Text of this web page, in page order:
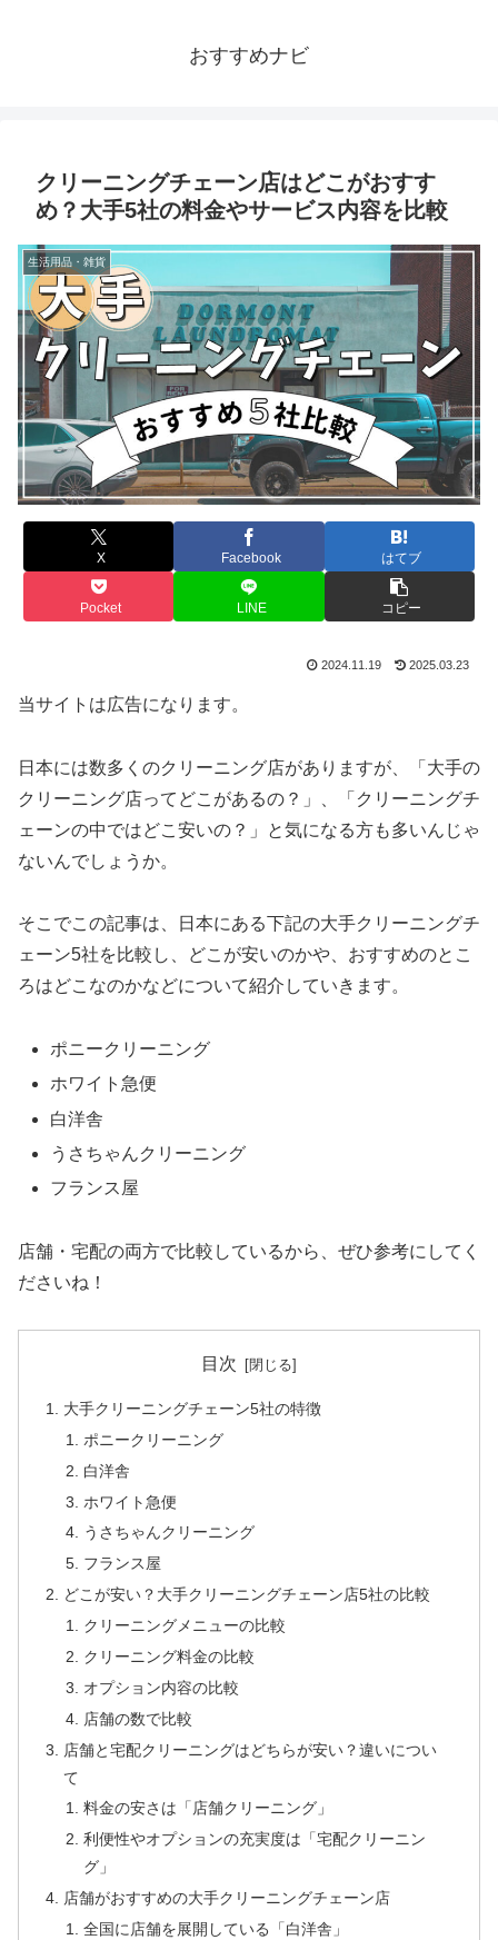
おすすめナビ
クリーニングチェーン店はどこがおすす
め？大手5社の料金やサービス内容を比較
生活用品・雑貨
X Facebook はてブ
Pocket LINE コピー
2024.11.19 2025.03.23
当サイトは広告になります。
日本には数多くのクリーニング店がありますが、「大手の
クリーニング店ってどこがあるの？」、「クリーニングチ
ェーンの中ではどこ安いの？」と気になる方も多いんじゃ
ないんでしょうか。
そこでこの記事は、日本にある下記の大手クリーニングチ
ェーン5社を比較し、どこが安いのかや、おすすめのとこ
ろはどこなのかなどについて紹介していきます。
ポニークリーニング
ホワイト急便
白洋舎
うさちゃんクリーニング
フランス屋
店舗・宅配の両方で比較しているから、ぜひ参考にしてく
ださいね！
目次
大手クリーニングチェーン5社の特徴
ポニークリーニング
白洋舎
ホワイト急便
うさちゃんクリーニング
フランス屋
どこが安い？大手クリーニングチェーン店5社の比較
クリーニングメニューの比較
クリーニング料金の比較
オプション内容の比較
店舗の数で比較
店舗と宅配クリーニングはどちらが安い？違いについ
て
料金の安さは「店舗クリーニング」
利便性やオプションの充実度は「宅配クリーニン
グ」
店舗がおすすめの大手クリーニングチェーン店
全国に店舗を展開している「白洋舎」